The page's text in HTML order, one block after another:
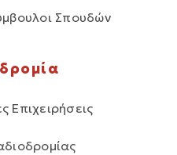
Σπουδών
Επιχειρήσεις